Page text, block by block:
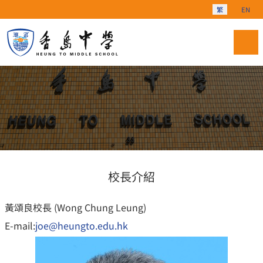
選擇你的語言
繁 EN
校長介紹
黃頌良校長 (Wong Chung Leung)
E-mail:joe@heungto.edu.hk